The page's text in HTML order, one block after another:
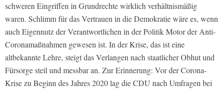
schweren Eingriffen in Grundrechte wirklich verhältnismäßig
waren. Schlimm für das Vertrauen in die Demokratie wäre es, wenn
auch Eigennutz der Verantwortlichen in der Politik Motor der Anti-
Coronamaßnahmen gewesen ist. In der Krise, das ist eine
altbekannte Lehre, steigt das Verlangen nach staatlicher Obhut und
Fürsorge steil und messbar an. Zur Erinnerung: Vor der Corona-
Krise zu Beginn des Jahres 2020 lag die CDU nach Umfragen bei